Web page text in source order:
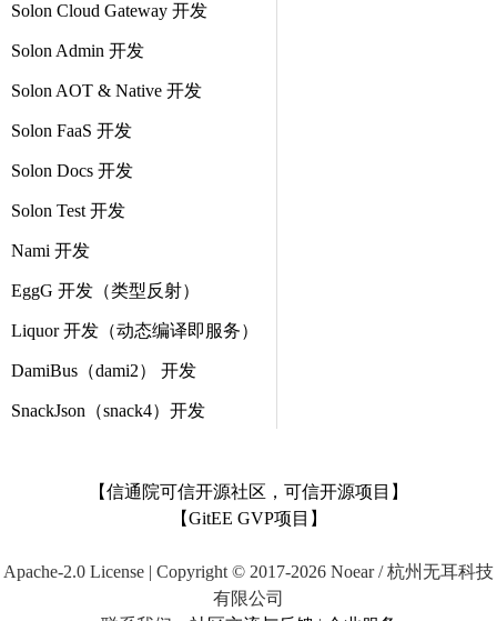
Solon Cloud Gateway 开发
Solon Admin 开发
Solon AOT & Native 开发
Solon FaaS 开发
Solon Docs 开发
Solon Test 开发
Nami 开发
EggG 开发（类型反射）
Liquor 开发（动态编译即服务）
DamiBus（dami2） 开发
SnackJson（snack4）开发
【信通院可信开源社区，可信开源项目】
【GitEE GVP项目】
Apache-2.0 License | Copyright © 2017-2026 Noear / 杭州无耳科技
有限公司